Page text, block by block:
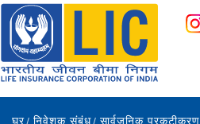
नेविगेशन
सामग्री पर छोड़ें
घर निवेशक संबंध सार्वजनिक